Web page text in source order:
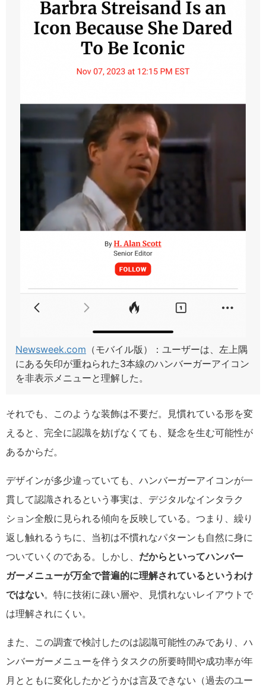
Newsweek.com （モバイル版）：ユーザーは、左上隅
にある矢印が重ねられた3本線のハンバーガーアイコン
を非表示メニューと理解した。
それでも、このような装飾は不要だ。見慣れている形を変
えると、完全に認識を妨げなくても、疑念を生む可能性が
あるからだ。
デザインが多少違っていても、ハンバーガーアイコンが一
貫して認識されるという事実は、デジタルなインタラク
ション全般に見られる傾向を反映している。つまり、繰り
返し触れるうちに、当初は不慣れなパターンも自然に身に
ついていくのである。しかし、 だからといってハンバー
ガーメニューが万全で普遍的に理解されているというわけ
ではない。特に技術に疎い層や、見慣れないレイアウトで
は理解されにくい。
また、この調査で検討したのは認識可能性のみであり、ハ
ンバーガーメニューを伴うタスクの所要時間や成功率が年
月とともに変化したかどうかは言及できない（過去のユー